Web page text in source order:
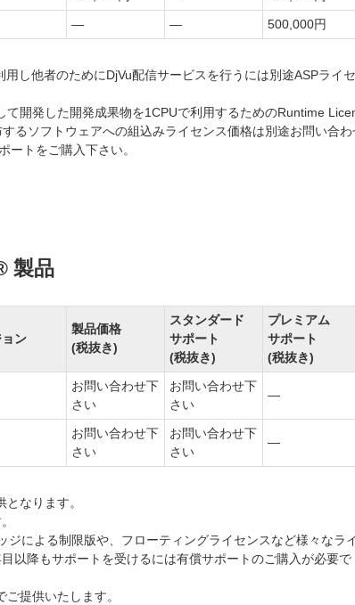
― ― 500,000円
し他者のためにDjVu配信サービスを行うには別途ASPライ
開発した開発成果物を1CPUで利用するためのRuntime
るソフトウェアへの組込みライセンス価格は別途お問い合わ
ートをご購入下さい。
製品
ン
製品価格
(税抜き)
スタンダード
サポート
(税抜き)
プレミアム
サポート
(税抜き)
お問い合わせ下
さい
お問い合わせ下
さい
―
お問い合わせ下
さい
お問い合わせ下
さい
―
なります。
による制限版や、フローティングライセンスなど様々なラ
以降もサポートを受けるには有償サポートのご購入が必要で
提供いたします。